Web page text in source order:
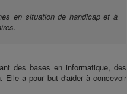
en situation de handicap et à
des bases en informatique, des
Elle a pour but d'aider à concevoir